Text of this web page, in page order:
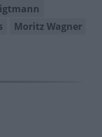
Moritz Wagner